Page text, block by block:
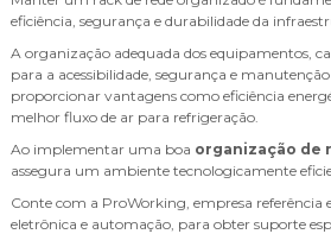
eficiência, segurança e durabilidade da
A organização adequada dos equipamentos,
para a acessibilidade, segurança e
proporcionar vantagens como eficiência
melhor fluxo de ar para refrigeração.
Ao implementar uma boa organização de
assegura um ambiente tecnologicamente
Conte com a ProWorking, empresa referência
eletrônica e automação, para obter suporte